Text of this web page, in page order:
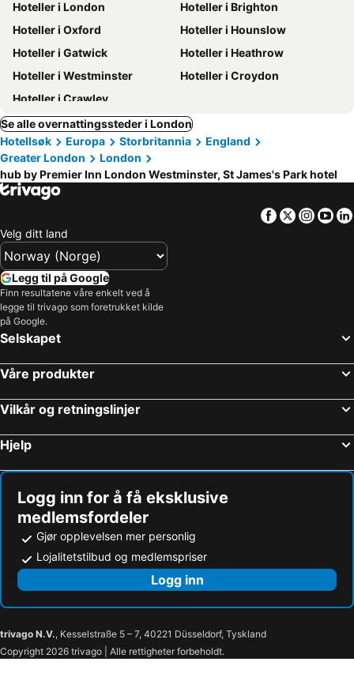
Hoteller i London
Hoteller i Brighton
Hoteller i Oxford
Hoteller i Hounslow
Hoteller i Gatwick
Hoteller i Heathrow
Hoteller i Westminster
Hoteller i Croydon
Hoteller i Crawley
Se alle overnattingssteder i London
Hotellsøk
Europa Storbritannia
England
Greater London
London
hub by Premier Inn London Westminster, St James's Park hotel
Facebook
Twitter
Velg ditt land
Legg til på Google
Finn resultatene våre enkelt ved å
legge til trivago som foretrukket kilde
på Google.
Selskapet
Våre produkter
Vilkår og retningslinjer
Hjelp
Logg inn for å få eksklusive
medlemsfordeler
Gjør opplevelsen mer personlig
Lojalitetstilbud og medlemspriser
Logg inn
trivago N.V., Kesselstraße 5 – 7, 40221 Düsseldorf, Tyskland
Copyright 2026 trivago | Alle rettigheter forbeholdt.